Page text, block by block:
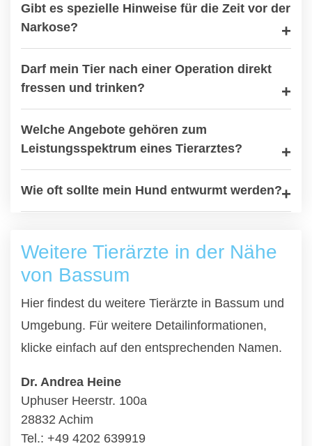
Gibt es spezielle Hinweise für die Zeit vor der
Narkose?
Darf mein Tier nach einer Operation direkt
fressen und trinken?
Welche Angebote gehören zum
Leistungsspektrum eines Tierarztes?
Wie oft sollte mein Hund entwurmt werden?
Weitere Tierärzte in der Nähe
von Bassum
Hier findest du weitere Tierärzte in Bassum und
Umgebung. Für weitere Detailinformationen,
klicke einfach auf den entsprechenden Namen.
Dr. Andrea Heine
Uphuser Heerstr. 100a
28832 Achim
Tel.: +49 4202 639919